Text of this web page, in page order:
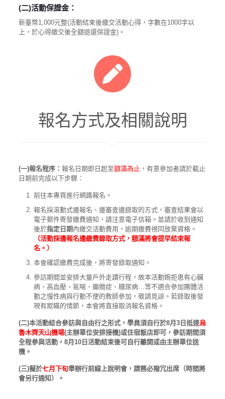
(二)活動保證金：
新臺幣1,000元整(活動結束後繳交活動心得，字數在1000字以
上，於心得繳交後全額退還保證金)。
報名方式及相關說明
(一)報名程序： 報名日期即日起至額滿為止 ，有意參加者請於截止
日期前完成以下步驟：
前往本專頁進行網路報名。
報名採滾動式邊報名、邊審查邊錄取的方式，審查結果會以
電子郵件寄發繳費通知，請注意電子信箱。並請於收到通知
後於指定日期 內繳交活動費用，逾期繳費視同放棄資格。
（活動採邊報名邊繳費錄取方式，額滿將會提早結束報
名。）
本會確認繳費完成後，將寄發錄取通知。
參訪期間並安排大量戶外走讀行程，故本活動婉拒患有心臟
病、高血壓、氣喘、癲癇症、糖尿病…等不適合參加團體活
動之慢性病與行動不便的教師參加，敬請見諒。若錄取後發
現有欺瞞的情節，本會將直接取消報名資格。
(二)本活動結合參訪與自由行之形式，學員須自行於8月3日抵達烏
魯木齊天山機場(主辦單位安排接機)或住宿飯店即可，參訪期間須
全程參與活動，8月10日活動結束後可自行離開或由主辦單位送
機。
(三)擬於七月下旬舉辦行前線上說明會，請務必撥冗出席（時間將
會另行通知）。